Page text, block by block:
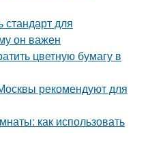
стандарт для
он важен
цветную бумагу в
рекомендуют для
как использовать